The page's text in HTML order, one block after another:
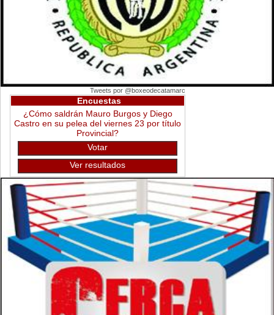
Tweets por @boxeodecatamarc
Encuestas
¿Cómo saldrán Mauro Burgos y Diego
Castro en su pelea del viernes 23 por título
Provincial?
Votar
Ver resultados